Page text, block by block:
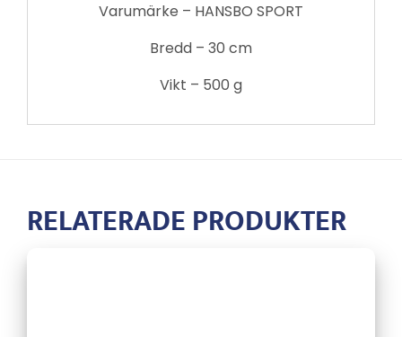
Varumärke – HANSBO SPORT
Bredd – 30 cm
Vikt – 500 g
RELATERADE PRODUKTER